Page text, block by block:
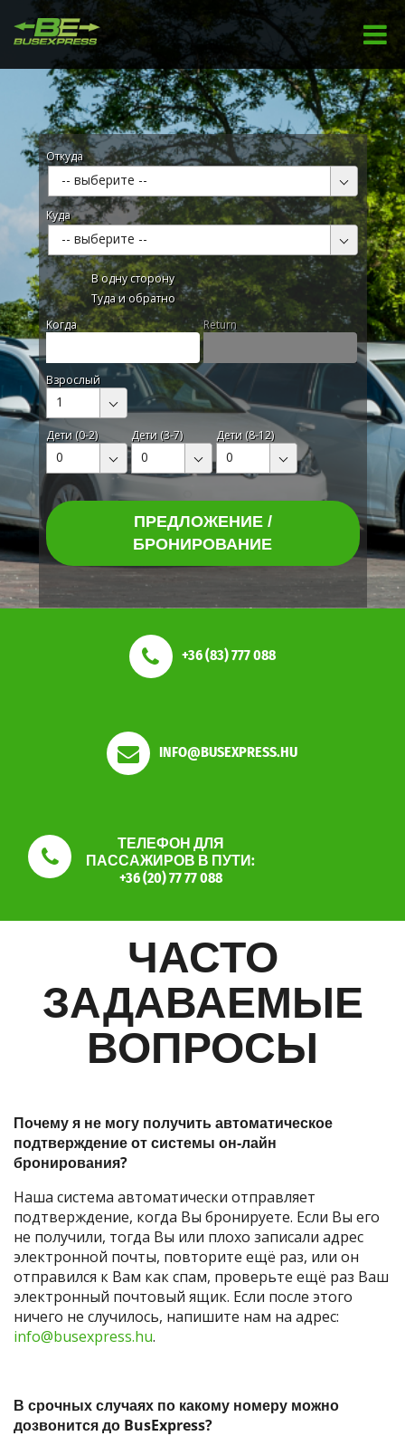
Откуда
-- выберите --
Куда
-- выберите --
В одну сторону
Туда и обратно
Kогда
Return
Взрослый
1
Дети (0-2)
0
Дети (3-7)
0
Дети (8-12)
0
ПРЕДЛОЖЕНИЕ /
БРОНИРОВАНИЕ
+36 (83) 777 088
INFO@BUSEXPRESS.HU
ТЕЛЕФОН ДЛЯ
ПАССАЖИРОВ В ПУТИ:
+36 (20) 77 77 088
ЧАСТО
ЗАДАВАЕМЫЕ
ВОПРОСЫ
Почему я не могу получить автоматическое
подтверждение от системы он-лайн
бронирования?
Наша система автоматически отправляет
подтверждение, когда Вы бронируете. Если Вы его
не получили, тогда Вы или плохо записали адрес
электронной почты, повторите ещё раз, или он
отправился к Вам как спам, проверьте ещё раз Ваш
электронный почтовый ящик. Если после этого
ничего не случилось, напишите нам на адрес:
info@busexpress.hu.
В срочных случаях по какому номеру можно
дозвонится до BusExpress?